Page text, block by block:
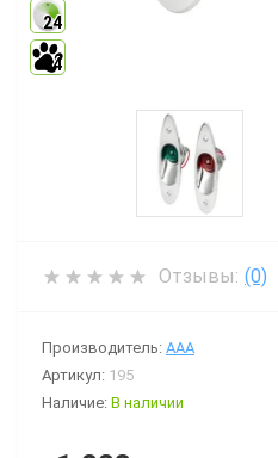
24
4
Отзывы: (0)
Производитель: AAA
Артикул: 195
Наличие: В наличии